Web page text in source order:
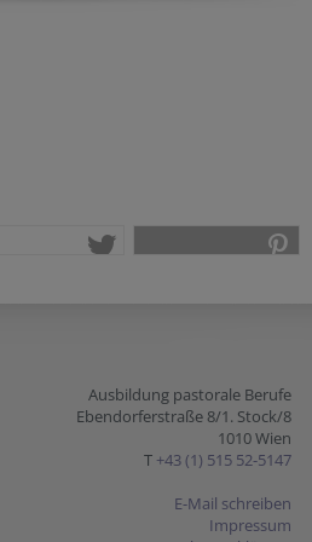
Ausbildung pastorale Berufe
Ebendorferstraße 8/1. Stock/8
1010 Wien
T +43 (1) 515 52-5147
E-Mail schreiben
Impressum